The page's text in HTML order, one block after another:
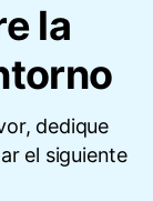
la
dedique
el siguiente